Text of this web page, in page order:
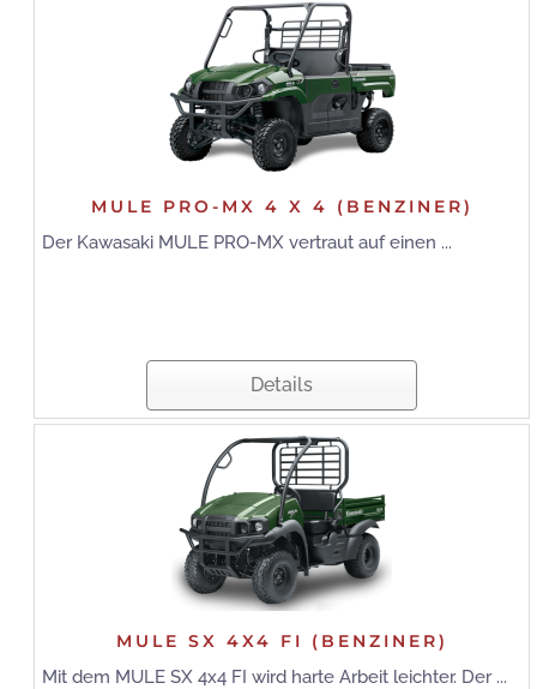
MULE PRO-MX 4 X 4 (BENZINER)
Der Kawasaki MULE PRO-MX vertraut auf einen ...
Details
MULE SX 4X4 FI (BENZINER)
Mit dem MULE SX 4x4 FI wird harte Arbeit leichter. Der ...